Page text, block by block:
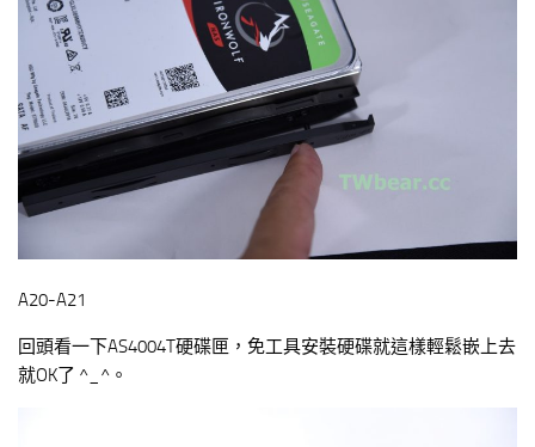
A20-A21
回頭看一下AS4004T硬碟匣，免工具安裝硬碟就這樣輕鬆嵌上去
就OK了 ^_^。